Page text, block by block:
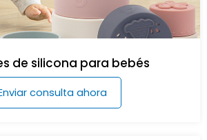
de silicona para bebés
consulta ahora